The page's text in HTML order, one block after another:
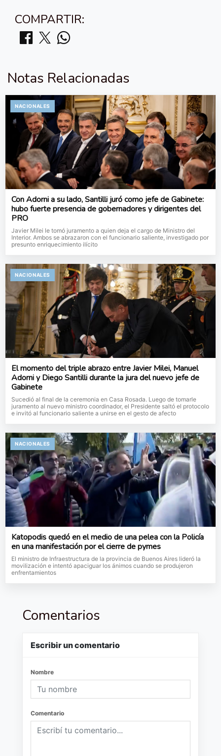
COMPARTIR:
Notas Relacionadas
NACIONALES
Con Adorni a su lado, Santilli juró como jefe de Gabinete:
hubo fuerte presencia de gobernadores y dirigentes del
PRO
Javier Milei le tomó juramento a quien deja el cargo de Ministro del
Interior. Ambos se abrazaron con el funcionario saliente, investigado por
presunto enriquecimiento ilícito
NACIONALES
El momento del triple abrazo entre Javier Milei, Manuel
Adorni y Diego Santilli durante la jura del nuevo jefe de
Gabinete
Sucedió al final de la ceremonia en Casa Rosada. Luego de tomarle
juramento al nuevo ministro coordinador, el Presidente saltó el protocolo
e invitó al funcionario saliente a unirse en el gesto de afecto
NACIONALES
Katopodis quedó en el medio de una pelea con la Policía
en una manifestación por el cierre de pymes
El ministro de Infraestructura de la provincia de Buenos Aires lideró la
movilización e intentó apaciguar los ánimos cuando se produjeron
enfrentamientos
Comentarios
Escribir un comentario
Nombre
Comentario